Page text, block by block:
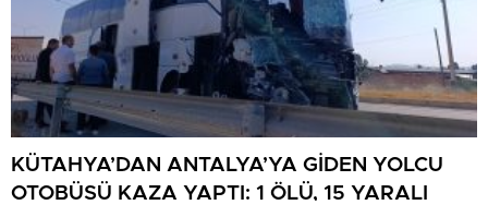
KÜTAHYA’DAN ANTALYA’YA GİDEN YOLCU
OTOBÜSÜ KAZA YAPTI: 1 ÖLÜ, 15 YARALI